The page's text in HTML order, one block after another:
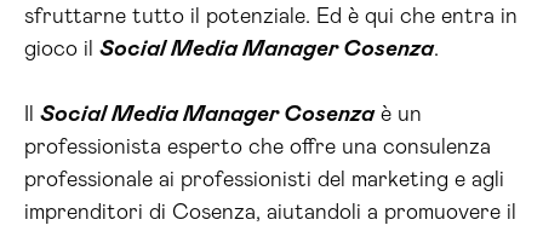
sfruttarne tutto il potenziale. Ed è qui che entra in
gioco il Social Media Manager Cosenza.
Social Media Manager Cosenzaè un
professionista esperto che offre una consulenza
professionale ai professionisti del marketing e agli
imprenditori di Cosenza, aiutandoli a promuovere il